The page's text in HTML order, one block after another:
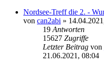
Nordsee-Treff die 2. -
von can2abi »
19 Antworten
15627 Zugriffe
Letzter Beitrag von
21.06.2021, 08:04